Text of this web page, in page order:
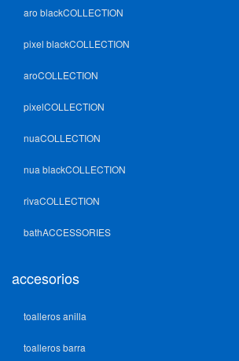
aro blackCOLLECTION
pixel blackCOLLECTION
aroCOLLECTION
pixelCOLLECTION
nuaCOLLECTION
nua blackCOLLECTION
rivaCOLLECTION
bathACCESSORIES
accesorios
toalleros anilla
toalleros barra